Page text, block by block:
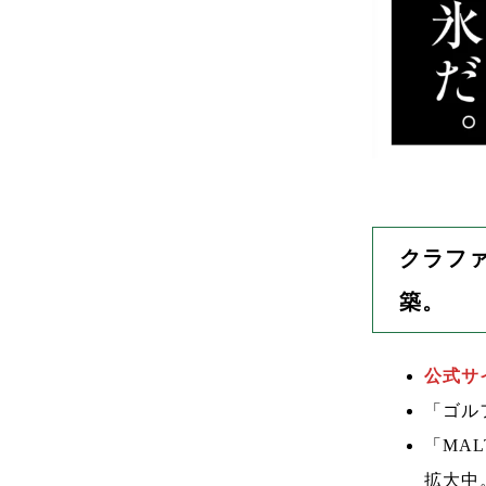
クラフ
築。
公式サ
「ゴ
「
拡大中